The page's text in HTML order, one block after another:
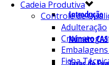
Introdução
Número CAS
Cadeia Produtiva
Controle de
Adulteração
Ficha